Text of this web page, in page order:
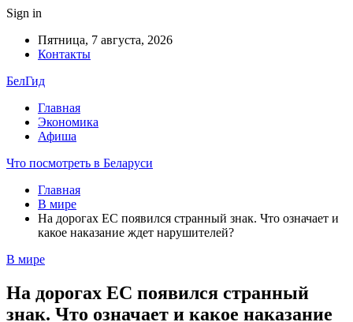
Sign in
Пятница, 7 августа, 2026
Контакты
БелГид
Главная
Экономика
Афиша
Что посмотреть в Беларуси
Главная
В мире
На дорогах ЕС появился странный знак. Что означает и
какое наказание ждет нарушителей?
В мире
На дорогах ЕС появился странный
знак. Что означает и какое наказание